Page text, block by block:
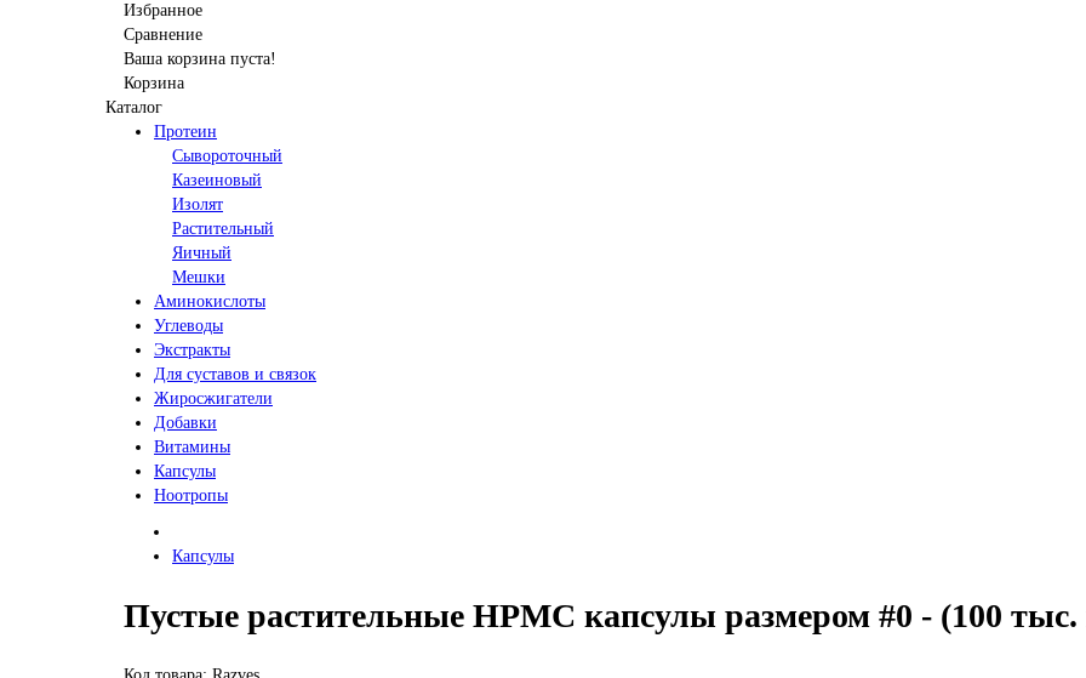
Избранное
Сравнение
Ваша корзина пуста!
Корзина
Каталог
Протеин
Сывороточный
Казеиновый
Изолят
Растительный
Яичный
Мешки
Аминокислоты
Углеводы
Экстракты
Для суставов и связок
Жиросжигатели
Добавки
Витамины
Капсулы
Ноотропы
Капсулы
Пустые растительные HPMC капсулы размером #0 - (100